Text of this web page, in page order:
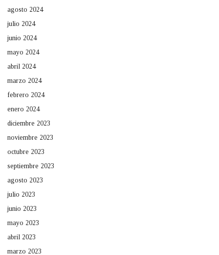
agosto 2024
julio 2024
junio 2024
mayo 2024
abril 2024
marzo 2024
febrero 2024
enero 2024
diciembre 2023
noviembre 2023
octubre 2023
septiembre 2023
agosto 2023
julio 2023
junio 2023
mayo 2023
abril 2023
marzo 2023